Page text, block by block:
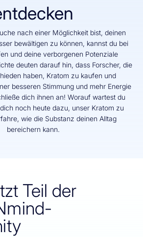
nach einer Möglichkeit bist, deinen
bewältigen zu können, kannst du bei
und deine verborgenen Potenziale
deuten darauf hin, dass Forscher, die
haben, Kratom zu kaufen und
besseren Stimmung und mehr Energie
dich ihnen an! Worauf wartest du
noch heute dazu, unser Kratom zu
wie die Substanz deinen Alltag
bereichern kann.
Teil der